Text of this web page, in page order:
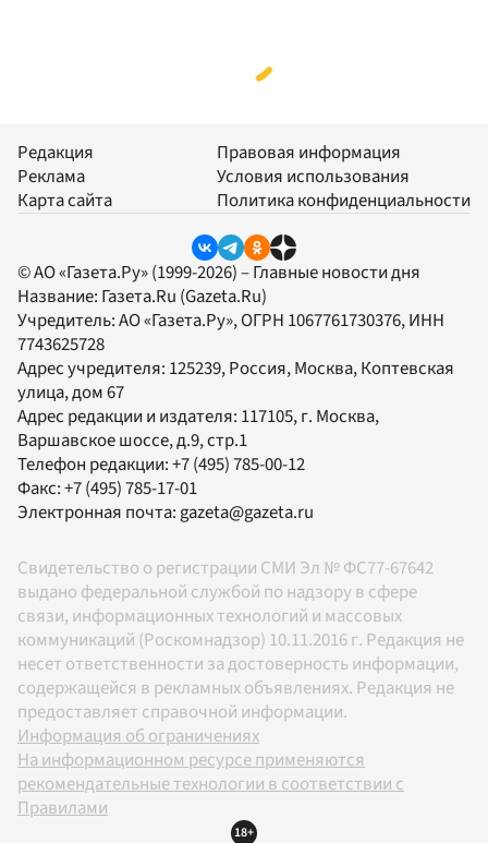
Редакция
Реклама
Карта сайта
Правовая информация
Условия использования
Политика конфиденциальности
© АО «Газета.Ру» (1999-2026) – Главные новости дня
Название: Газета.Ru (Gazeta.Ru)
Учредитель:АО «Газета.Ру», ОГРН 1067761730376, ИНН
7743625728
Адрес учредителя: 125239, Россия, Москва, Коптевская
улица, дом 67
Адрес редакции и издателя: 117105, г. Москва,
Варшавское шоссе, д.9, стр.1
Телефон редакции:+7 (495) 785-00-12
Факс:+7 (495) 785-17-01
Электронная почта:gazeta@gazeta.ru
Свидетельство о регистрации СМИ Эл № ФС77-67642
выдано федеральной службой по надзору в сфере
связи, информационных технологий и массовых
коммуникаций (Роскомнадзор) 10.11.2016 г. Редакция не
несет ответственности за достоверность информации,
содержащейся в рекламных объявлениях. Редакция не
предоставляет справочной информации.
Информация об ограничениях
На информационном ресурсе применяются
рекомендательные технологии в соответствии с
Правилами
18+